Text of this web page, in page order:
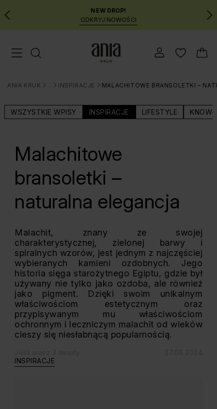
Przejdź
do
MENU
NEW DROP!
ODKRYJ NOWOŚCI
Menu mobilne
ANIA KRUK
>
BLOG
>
INSPIRACJE
>
MALACHITOWE BRANSOLETKI –
WSZYSTKIE WPISY INSPIRACJE LIFESTYLE KNOW-
Malachitowe
bransoletki –
naturalna elegancja
Malachit, znany ze swojej
charakterystycznej, zielonej barwy i
spiralnych wzorów, jest jednym z najczęściej
wybieranych kamieni ozdobnych. Jego
historia sięga starożytnego Egiptu, gdzie był
używany nie tylko jako ozdoba, ale również
jako pigment. Dzięki swoim unikalnym
właściwościom estetycznym oraz
przypisywanym mu właściwościom
ochronnym i leczniczym malachit od wieków
cieszy się niesłabnącą popularnością.
INSPIRACJE